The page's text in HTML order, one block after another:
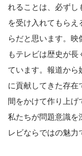
れることは、必ず
を受け入れてもら
らだと思います。
もテレビは歴史が
ています。報道か
に貢献してきた存
間をかけて作り上
私たちが問題意識を
レビならではの魅力